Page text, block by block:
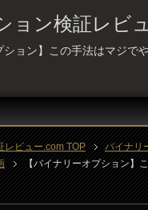
ョン検証レビ
ション】この手法はマジで
レビュー.com TOP バイナリ
【バイナリーオプション】